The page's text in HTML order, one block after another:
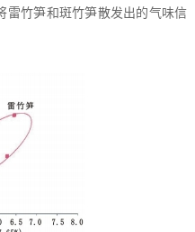
雷竹笋和斑竹笋散发出的气味信